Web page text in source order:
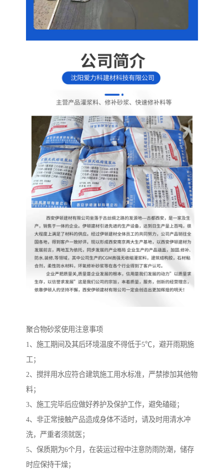
聚合物砂浆使用注意事项
1、施工期间及其后环境温度不得低于5℃，避开雨期施
工；
2、搅拌用水应符合建筑施工用水标准，严禁掺加其他物
料；
3、施工完毕后应做好养护及保护工作，避免磕碰；
4、非正常接触产品造成身体不适时，请及时用清水冲
洗，严重者须就医；
5、保质期为6个月，在装运过程中注意防雨防潮，储存
时应保持干燥；